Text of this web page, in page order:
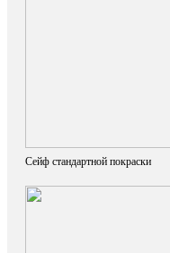
Сейф стандартной покраски